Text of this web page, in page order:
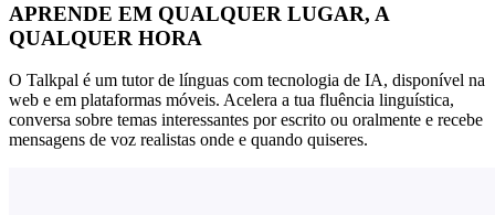
APRENDE EM QUALQUER LUGAR, A
QUALQUER HORA
O Talkpal é um tutor de línguas com tecnologia de IA, disponível na
web e em plataformas móveis. Acelera a tua fluência linguística,
conversa sobre temas interessantes por escrito ou oralmente e recebe
mensagens de voz realistas onde e quando quiseres.